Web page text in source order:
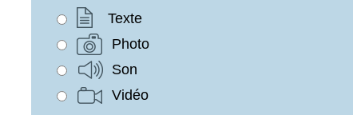
Texte
Photo
Son
Vidéo